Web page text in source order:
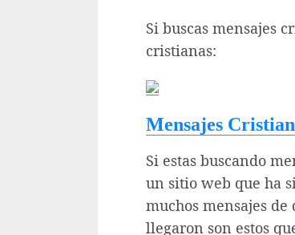
Si buscas mensajes
cristianas:
Mensajes
Si estas buscando
un sitio web que ha
muchos mensajes
llegaron son estos